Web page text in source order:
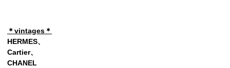
＊vintages＊
HERMES、
Cartier、
CHANEL